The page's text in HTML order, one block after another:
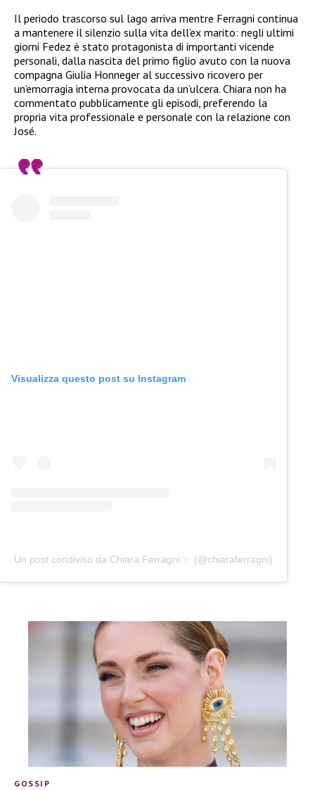
Il periodo trascorso sul lago arriva mentre Ferragni continua
a mantenere il silenzio sulla vita dell’ex marito: negli ultimi
giorni Fedez è stato protagonista di importanti vicende
personali, dalla nascita del primo figlio avuto con la nuova
compagna Giulia Honneger al successivo ricovero per
un’emorragia interna provocata da un’ulcera. Chiara non ha
commentato pubblicamente gli episodi, preferendo la
propria vita professionale e personale con la relazione con
José.
Visualizza questo post su Instagram
Un post condiviso da Chiara Ferragni ✨ (@chiaraferragni)
GOSSIP